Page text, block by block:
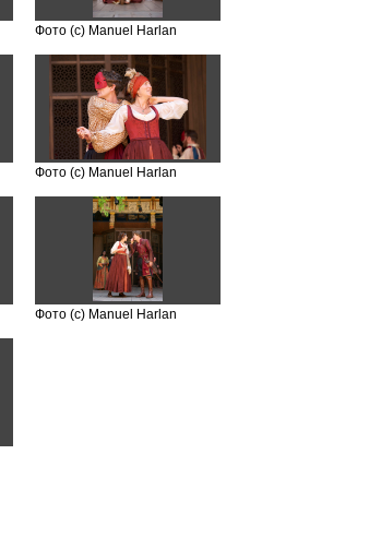
Фото (с) Manuel Harlan
Фото (с) Manuel Harlan
Фото (с) Manuel Harlan